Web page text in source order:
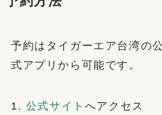
予約はタイガーエア台湾の
式アプリから可能です。
1. 公式サイト へアクセス